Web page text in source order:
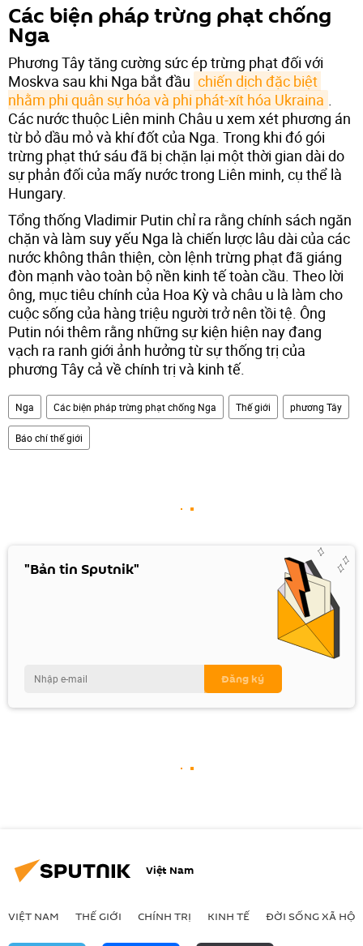
Các biện pháp trừng phạt chống
Nga
Phương Tây tăng cường sức ép trừng phạt đối với
Moskva sau khi Nga bắt đầu chiến dịch đặc biệt
nhằm phi quân sự hóa và phi phát-xít hóa Ukraina
Các nước thuộc Liên minh Châu u xem xét phương án
từ bỏ dầu mỏ và khí đốt của Nga. Trong khi đó gói
trừng phạt thứ sáu đã bị chặn lại một thời gian dài do
sự phản đối của mấy nước trong Liên minh, cụ thể là
Hungary.
Tổng thống Vladimir Putin chỉ ra rằng chính sách ngăn
chặn và làm suy yếu Nga là chiến lược lâu dài của các
nước không thân thiện, còn lệnh trừng phạt đã giáng
đòn mạnh vào toàn bộ nền kinh tế toàn cầu. Theo lời
ông, mục tiêu chính của Hoa Kỳ và châu u là làm cho
cuộc sống của hàng triệu người trở nên tồi tệ. Ông
Putin nói thêm rằng những sự kiện hiện nay đang
vạch ra ranh giới ảnh hưởng từ sự thống trị của
phương Tây cả về chính trị và kinh tế.
Nga Các biện pháp trừng phạt chống Nga Thế giới phương Tây
Báo chí thế giới
"Bản tin Sputnik"
Việt Nam
VIỆT NAM THẾ GIỚI CHÍNH TRỊ KINH TẾ ĐỜI SỐNG XÃ HỘI